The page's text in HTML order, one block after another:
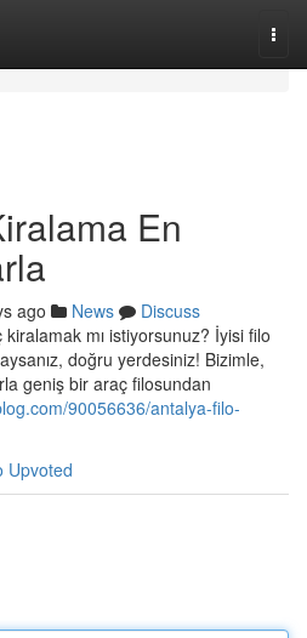
En
ago News
Discuss
mı istiyorsunuz? İyisi filo
doğru yerdesiniz! Bizimle,
geniş bir araç filosundan
90056636/antalya-filo-
Upvoted